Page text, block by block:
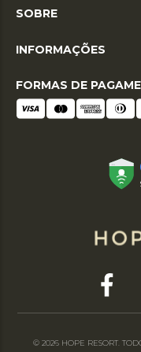
SOBRE
INFORMAÇÕES
FORMAS DE
© 2026 HOPE RESORT.